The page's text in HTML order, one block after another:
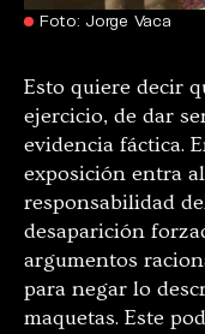
Foto: Jorge Vaca
Esto quiere decir
ejercicio, de dar
evidencia fáctica.
exposición entra
responsabilidad
desaparición
argumentos
para negar lo
maquetas. Este